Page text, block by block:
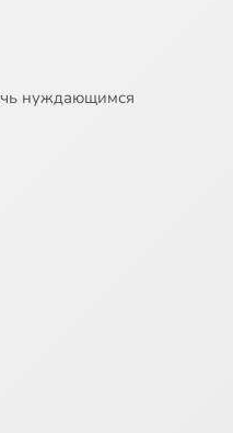
нуждающимся